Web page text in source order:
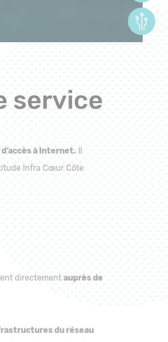
service
à Internet.Il
Infra Cœur Côte
directementauprès de
du réseau